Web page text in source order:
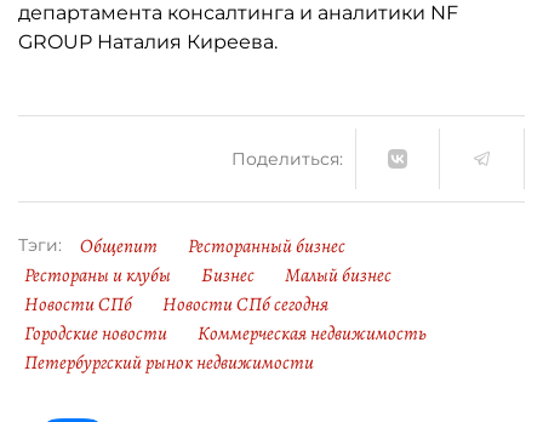
департамента консалтинга и аналитики NF
GROUP Наталия Киреева.
Поделиться:
Тэги: Общепит
Ресторанный бизнес
Рестораны и клубы
Бизнес
Малый бизнес
Новости СПб
Новости СПб сегодня
Городские новости
Коммерческая недвижимость
Петербургский рынок недвижимости